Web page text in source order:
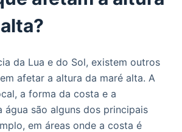
da Lua e do Sol, existem outros
afetar a altura da maré alta. A
a forma da costa e a
água são alguns dos principais
em áreas onde a costa é